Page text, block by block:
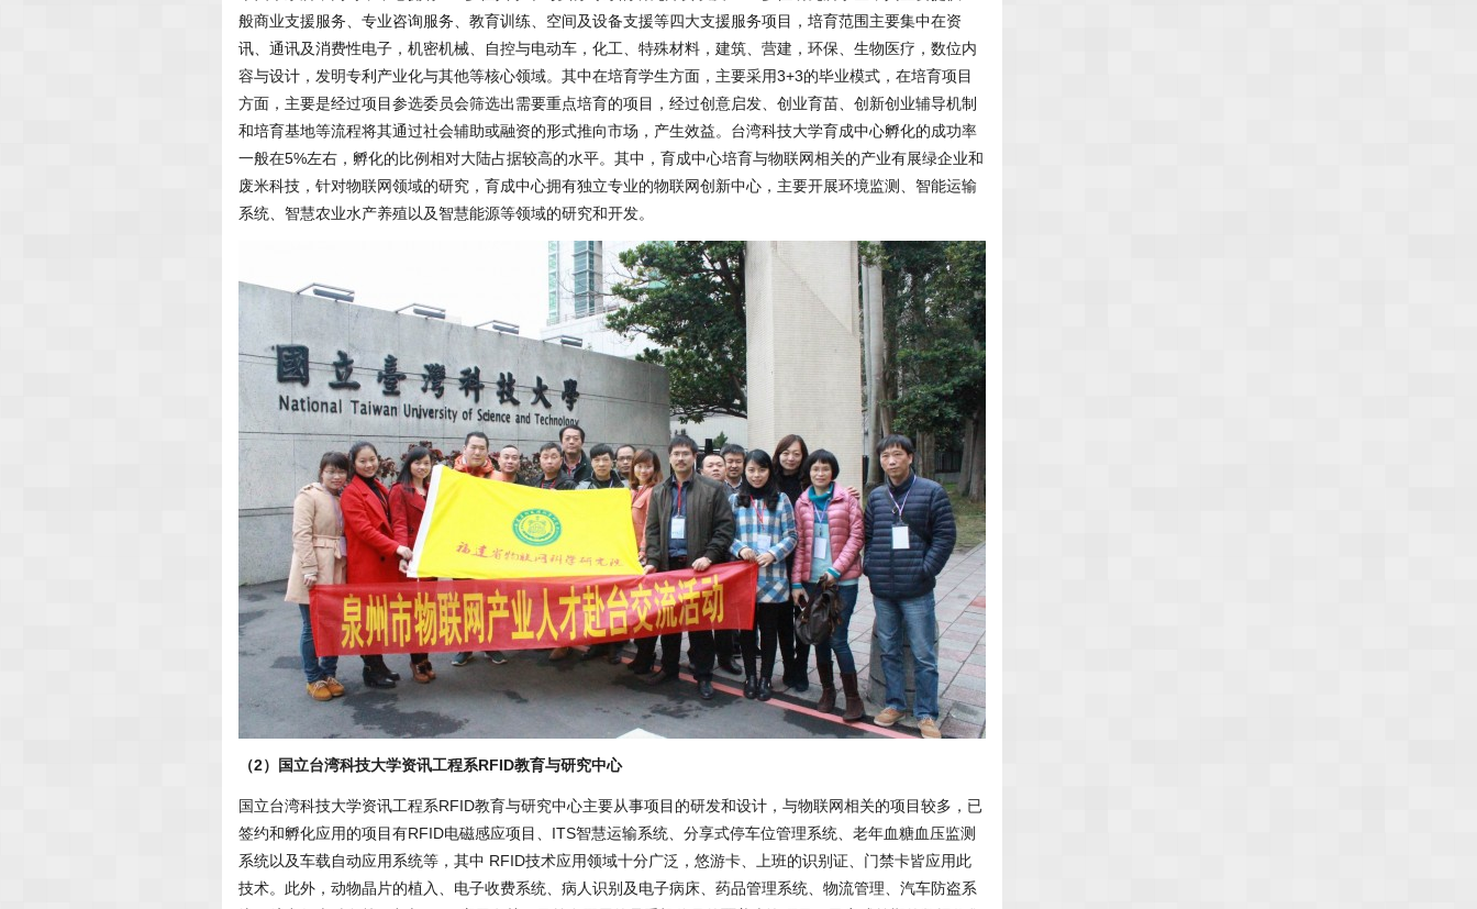
般商业支援服务、专业咨询服务、教育训练、空间及设备支援等四大支援服务项目，培育范围主要集中在资
讯、通讯及消费性电子，机密机械、自控与电动车，化工、特殊材料，建筑、营建，环保、生物医疗，数位内
容与设计，发明专利产业化与其他等核心领域。其中在培育学生方面，主要采用3+3的毕业模式，在培育项目
方面，主要是经过项目参选委员会筛选出需要重点培育的项目，经过创意启发、创业育苗、创新创业辅导机制
和培育基地等流程将其通过社会辅助或融资的形式推向市场，产生效益。台湾科技大学育成中心孵化的成功率
一般在5%左右，孵化的比例相对大陆占据较高的水平。其中，育成中心培育与物联网相关的产业有展绿企业和
废米科技，针对物联网领域的研究，育成中心拥有独立专业的物联网创新中心，主要开展环境监测、智能运输
系统、智慧农业水产养殖以及智慧能源等领域的研究和开发。
（2）国立台湾科技大学资讯工程系RFID教育与研究中心
国立台湾科技大学资讯工程系RFID教育与研究中心主要从事项目的研发和设计，与物联网相关的项目较多，已
签约和孵化应用的项目有RFID电磁感应项目、ITS智慧运输系统、分享式停车位管理系统、老年血糖血压监测
系统以及车载自动应用系统等，其中 RFID技术应用领域十分广泛，悠游卡、上班的识别证、门禁卡皆应用此
技术。此外，动物晶片的植入、电子收费系统、病人识别及电子病床、药品管理系统、物流管理、汽车防盗系